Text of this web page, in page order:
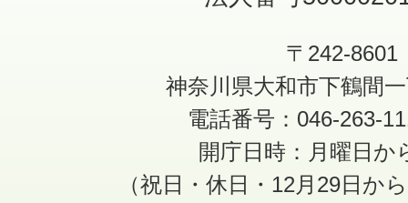
〒242-8601
神奈川県大和市下鶴間
電話番号：046-263-
開庁日時：月曜日か
（祝日・休日・12月29日か